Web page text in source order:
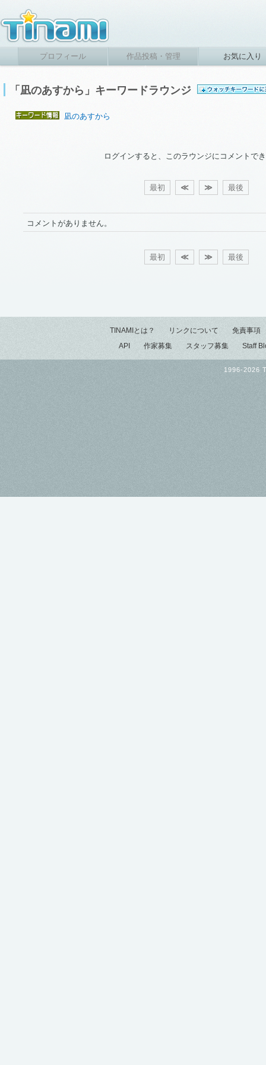
プロフィール 作品投稿・管理 お気に入り
「凪のあすから」キーワードラウンジ
凪のあすから
ログインすると、このラウンジにコメントで
最初 ≪ ≫ 最後
コメントがありません。
最初 ≪ ≫ 最後
TINAMIとは？ リンクについて
免責事項
API
作家募集 スタッフ募集 Staff
1996-2026